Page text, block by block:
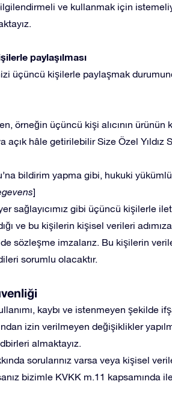
ve kullanmak için
paylaşılması
üçüncü kişilerle paylaşmak
örneğin üçüncü kişi alıcının ürünün
hâle getirilebilir Size Özel Yıldız
bildirim yapma gibi, hukuki
]
sağlayıcımız gibi üçüncü kişilerle
ve bu kişilerin kişisel verileri
sözleşme imzalarız. Bu kişilerin
sorumlu olacaktır.
kaybı ve istenmeyen şekilde
izin verilmeyen değişiklikler
almaktayız.
sorularınız varsa veya kişisel
bizimle KVKK m.11 kapsamında